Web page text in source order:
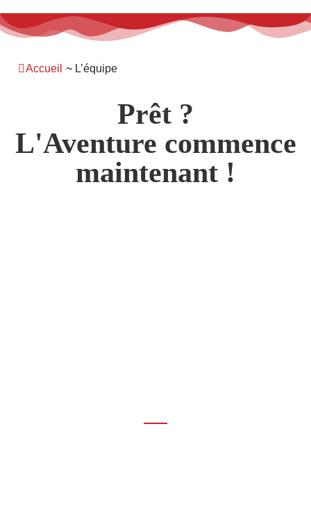
Accueil ~ L’équipe
Prêt ?
L'Aventure commence
maintenant !